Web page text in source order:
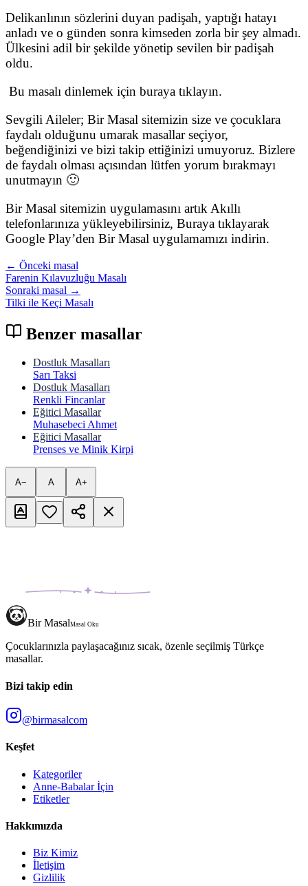
Delikanlının sözlerini duyan padişah, yaptığı hatayı
anladı ve o günden sonra kimseden zorla bir şey almadı.
Ülkesini adil bir şekilde yönetip sevilen bir padişah
oldu.
Bu masalı dinlemek için buraya tıklayın.
Sevgili Aileler; Bir Masal sitemizin size ve çocuklara
faydalı olduğunu umarak masallar seçiyor,
beğendiğinizi ve bizi takip ettiğinizi umuyoruz. Bizlere
de faydalı olması açısından lütfen yorum bırakmayı
unutmayın 🙂
Bir Masal sitemizin uygulamasını artık Akıllı
telefonlarınıza yükleyebilirsiniz, Buraya tıklayarak
Google Play’den Bir Masal uygulamamızı indirin.
← Önceki masal
Farenin Kılavuzluğu Masalı
Sonraki masal →
Tilki ile Keçi Masalı
Benzer masallar
Dostluk Masalları
Sarı Taksi
Dostluk Masalları
Renkli Fincanlar
Eğitici Masallar
Muhasebeci Ahmet
Eğitici Masallar
Prenses ve Minik Kirpi
A− A A+
Bir MasalMasal Oku
Çocuklarınızla paylaşacağınız sıcak, özenle seçilmiş Türkçe
masallar.
Bizi takip edin
@birmasalcom
Keşfet
Kategoriler
Anne-Babalar İçin
Etiketler
Hakkımızda
Biz Kimiz
İletişim
Gizlilik